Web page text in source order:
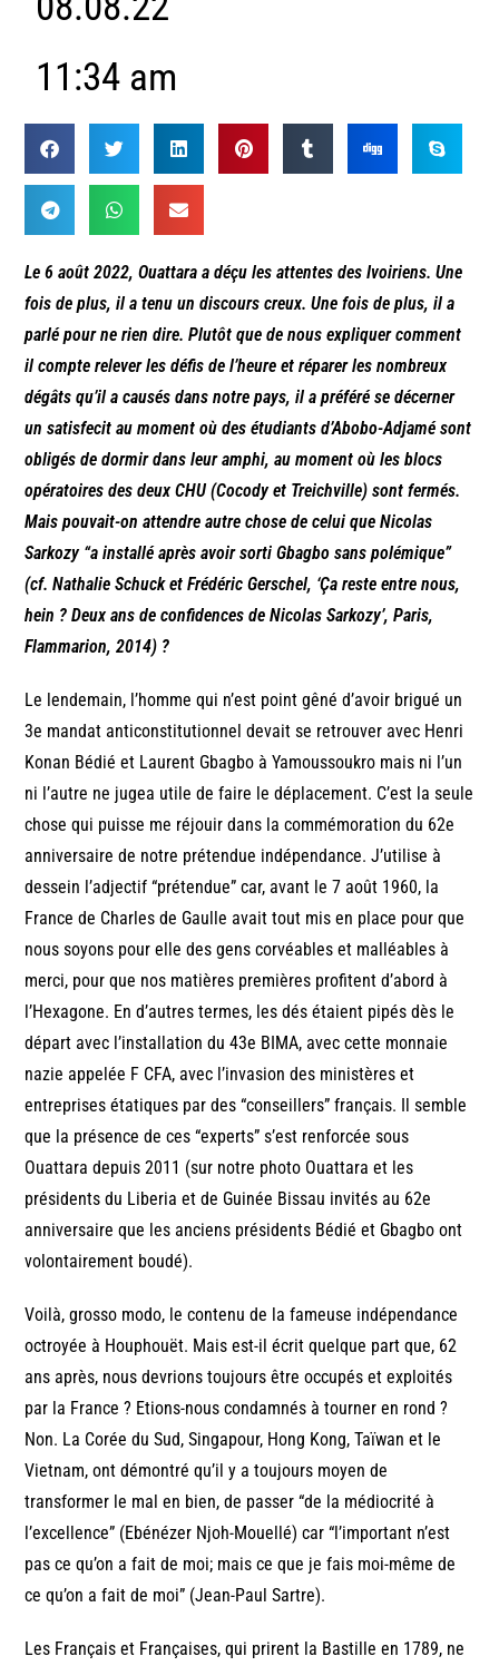
11:34 am
Le 6 août 2022, Ouattara a déçu les attentes des Ivoiriens. Une
fois de plus, il a tenu un discours creux. Une fois de plus, il a
parlé pour ne rien dire. Plutôt que de nous expliquer comment
il compte relever les défis de l’heure et réparer les nombreux
dégâts qu’il a causés dans notre pays, il a préféré se décerner
un satisfecit au moment où des étudiants d’Abobo-Adjamé sont
obligés de dormir dans leur amphi, au moment où les blocs
opératoires des deux CHU (Cocody et Treichville) sont fermés.
Mais pouvait-on attendre autre chose de celui que Nicolas
Sarkozy “a installé après avoir sorti Gbagbo sans polémique”
(cf. Nathalie Schuck et Frédéric Gerschel, ‘Ça reste entre nous,
hein ? Deux ans de confidences de Nicolas Sarkozy’, Paris,
Flammarion, 2014) ?
Le lendemain, l’homme qui n’est point gêné d’avoir brigué un
3e mandat anticonstitutionnel devait se retrouver avec Henri
Konan Bédié et Laurent Gbagbo à Yamoussoukro mais ni l’un
ni l’autre ne jugea utile de faire le déplacement. C’est la seule
chose qui puisse me réjouir dans la commémoration du 62e
anniversaire de notre prétendue indépendance. J’utilise à
dessein l’adjectif “prétendue” car, avant le 7 août 1960, la
France de Charles de Gaulle avait tout mis en place pour que
nous soyons pour elle des gens corvéables et malléables à
merci, pour que nos matières premières profitent d’abord à
l’Hexagone. En d’autres termes, les dés étaient pipés dès le
départ avec l’installation du 43e BIMA, avec cette monnaie
nazie appelée F CFA, avec l’invasion des ministères et
entreprises étatiques par des “conseillers” français. Il semble
que la présence de ces “experts” s’est renforcée sous
Ouattara depuis 2011 (sur notre photo Ouattara et les
présidents du Liberia et de Guinée Bissau invités au 62e
anniversaire que les anciens présidents Bédié et Gbagbo ont
volontairement boudé).
Voilà, grosso modo, le contenu de la fameuse indépendance
octroyée à Houphouët. Mais est-il écrit quelque part que, 62
ans après, nous devrions toujours être occupés et exploités
par la France ? Etions-nous condamnés à tourner en rond ?
Non. La Corée du Sud, Singapour, Hong Kong, Taïwan et le
Vietnam, ont démontré qu’il y a toujours moyen de
transformer le mal en bien, de passer “de la médiocrité à
l’excellence” (Ebénézer Njoh-Mouellé) car “l’important n’est
pas ce qu’on a fait de moi; mais ce que je fais moi-même de
ce qu’on a fait de moi” (Jean-Paul Sartre).
Les Français et Françaises, qui prirent la Bastille en 1789, ne